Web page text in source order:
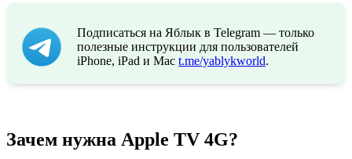
Подписаться на Яблык в Telegram — только
полезные инструкции для пользователей
iPhone, iPad и Mac t.me/yablykworld.
Зачем нужна Apple TV 4G?